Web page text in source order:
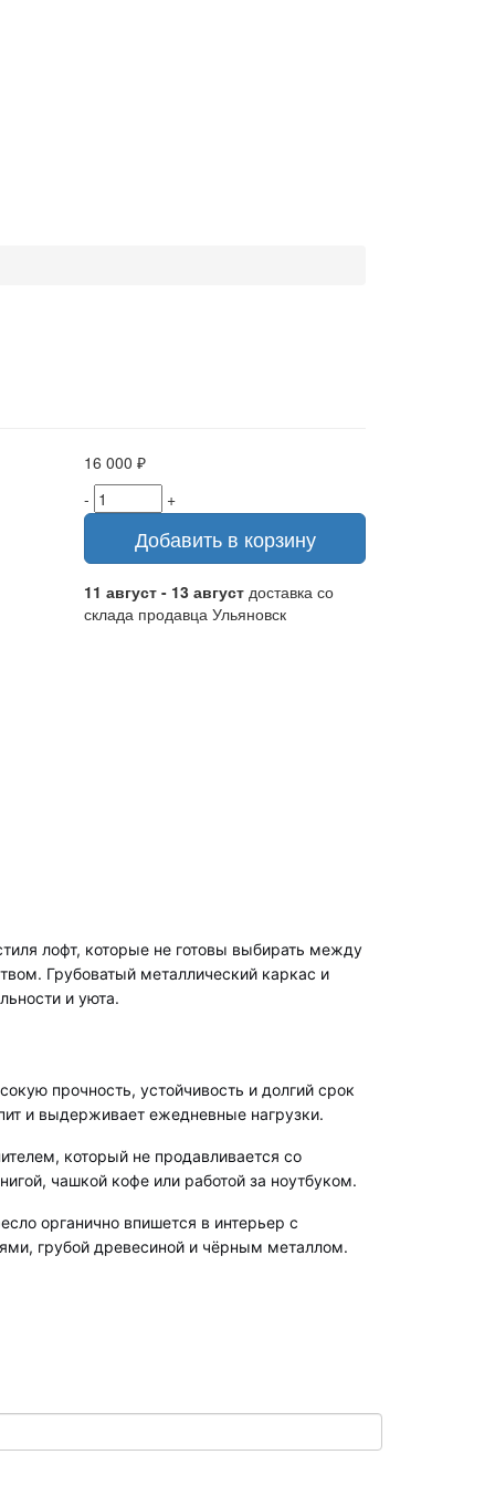
16 000 ₽
-
+
Добавить в корзину
11 август - 13 август доставка со
склада продавца Ульяновск
лофт, которые не готовы выбирать между
Грубоватый металлический каркас и
и уюта.
прочность, устойчивость и долгий срок
и выдерживает ежедневные нагрузки.
который не продавливается со
чашкой кофе или работой за ноутбуком.
органично впишется в интерьер с
грубой древесиной и чёрным металлом.